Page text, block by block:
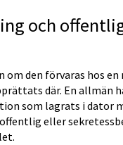
och
om den förvaras hos
där. En allmän
som lagrats i dator
eller